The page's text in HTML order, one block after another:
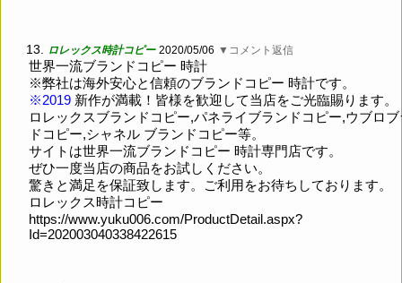
13. ロレックス時計コピー 2020/05/06 ▼コメント返信
世界一流ブランドコピー 時計
※弊社は海外安心と信頼のブランドコピー 時計です。
※2019 新作が満載！皆様を歓迎して当店をご光臨賜ります。
ロレックスブランドコピー,パネライブランドコピー,ウブロ
ドコピー,シャネル ブランドコピー等。
サイトは世界一流ブランドコピー 時計専門店です。
ぜひ一度当店の商品をお試しください。
驚きと満足を保証致します。ご利用をお待ちしております。
ロレックス時計コピー
https://www.yuku006.com/ProductDetail.aspx?
Id=202003040338422615